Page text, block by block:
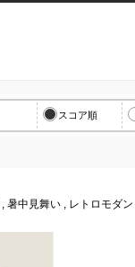
スコア順
, 暑中見舞い , レトロモダン